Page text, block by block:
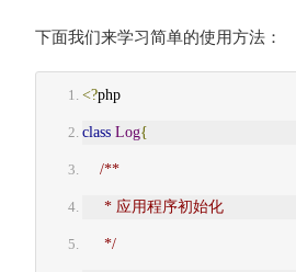
下面我们来学习简单的使用方法：
<?php
class Log{
/**
     * 应用程序初始化
     */